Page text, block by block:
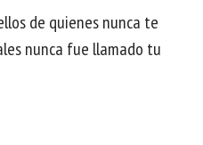
de quienes nunca te
nunca fue llamado tu